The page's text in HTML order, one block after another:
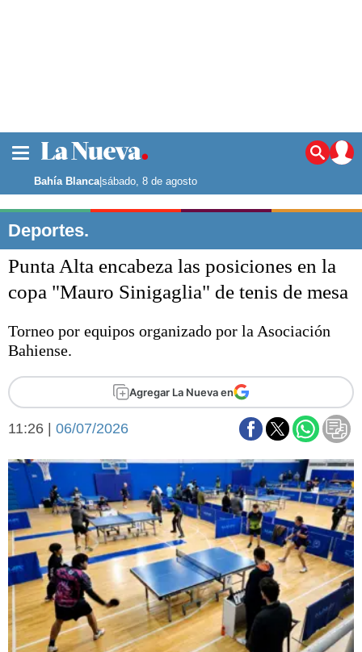
Noticias
La ciudad
Punta Alta
El mundo
Seguridad
Opinión
Deportes
Escenario Olímpico
Fútbol
Cines
Economía y campo
Economía y finanzas
Con el campo
Espacio empresas
Sociedad y tiempo
libre
Sociedad
Tecnología
Turismo
Salud
Es viral
Bahía Blanca|sábado, 8 de agosto
Deportes.
Punta Alta encabeza las posiciones en la
copa "Mauro Sinigaglia" de tenis de mesa
Torneo por equipos organizado por la Asociación
Bahiense.
Agregar La Nueva en
11:26 | 06/07/2026